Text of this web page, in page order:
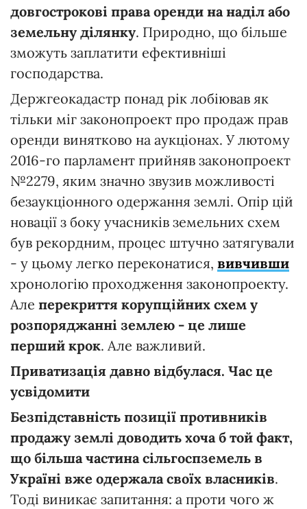
довгострокові права оренди на наділ або
земельну ділянку. Природно, що більше
зможуть заплатити ефективніші
господарства.
Держгеокадастр понад рік лобіював як
тільки міг законопроект про продаж прав
оренди винятково на аукціонах. У лютому
2016-го парламент прийняв законопроект
№2279, яким значно звузив можливості
безаукціонного одержання землі. Опір цій
новації з боку учасників земельних схем
був рекордним, процес штучно затягували
- у цьому легко переконатися, вивчивши
хронологію проходження законопроекту.
Але перекриття корупційних схем у
розпоряджанні землею - це лише
перший крок. Але важливий.
Приватизація давно відбулася. Час це
усвідомити
Безпідставність позиції противників
продажу землі доводить хоча б той факт,
що більша частина сільгоспземель в
Україні вже одержала своїх власників.
Тоді виникає запитання: а проти чого ж